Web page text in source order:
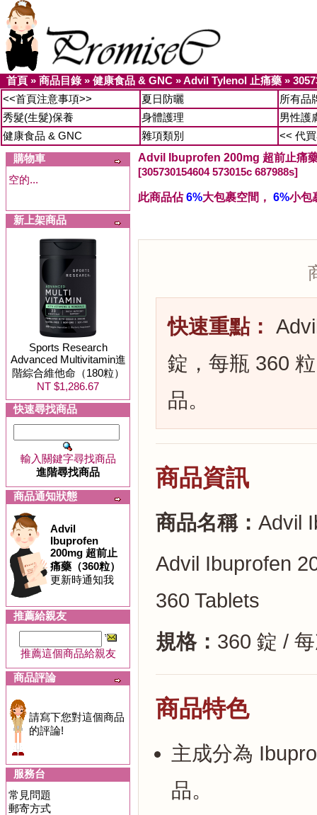
首頁 » 商品目錄» 健康食品 & GNC »Advil Tylenol 止痛藥 »
<<首頁注意事項>>
夏日防曬
所有品
秀髮(生髮)保養
身體護理
男性護
健康食品 & GNC
雜項類別
<< 代
購物車
空的...
新上架商品
Sports Research
Advanced Multivitamin進
階綜合維他命（180粒）
NT $1,286.67
快速尋找商品
輸入關鍵字尋找商品
進階尋找商品
商品通知狀態
Advil
Ibuprofen
200mg 超前止
痛藥（360粒）
更新時通知我
推薦給親友
推薦這個商品給親友
商品評論
請寫下您對這個商品
的評論!
服務台
常見問題
郵寄方式
Advil Ibuprofen 200mg 超前止痛
[305730154604 573015c 687988s]
此商品佔6%大包裹空間， 6%小包
快速重點：
錠，每瓶 360
品。
商品資訊
商品名稱： Advil
Advil Ibuprofen
360 Tablets
規格： 360 錠 /
商品特色
主成分為
品。